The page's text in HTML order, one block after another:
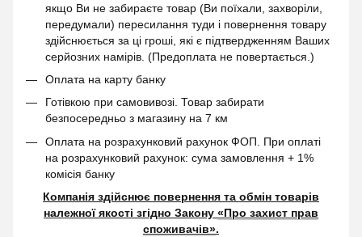
якщо Ви не забираєте товар (Ви поїхали, захворіли,
передумали) пересилання туди і повернення товару
здійснюється за ці гроші, які є підтвердженням Ваших
серйозних намірів. (Предоплата не повертається.)
Оплата на карту банку
Готівкою при самовивозі. Товар забирати
безпосередньо з магазину на 7 км
Оплата на розрахунковий рахунок ФОП. При оплаті
на розрахунковий рахунок: сума замовлення + 1%
комісія банку
Компанія здійснює повернення та обмін товарів
належної якості згідно Закону «Про захист прав
споживачів».